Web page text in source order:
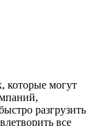
которые могут
разгрузить
все